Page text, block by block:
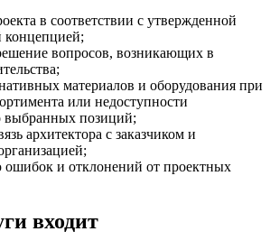
в соответствии с утвержденной
концепцией;
вопросов, возникающих в
материалов и оборудования при
или недоступности
выбранных позиций;
архитектора с заказчиком и
и отклонений от проектных
входит